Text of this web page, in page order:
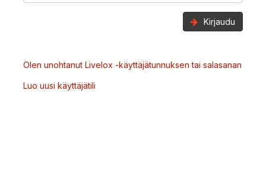
Kirjaudu
Olen unohtanut Livelox -käyttäjätunnuksen tai salasanan
Luo uusi käyttäjätili